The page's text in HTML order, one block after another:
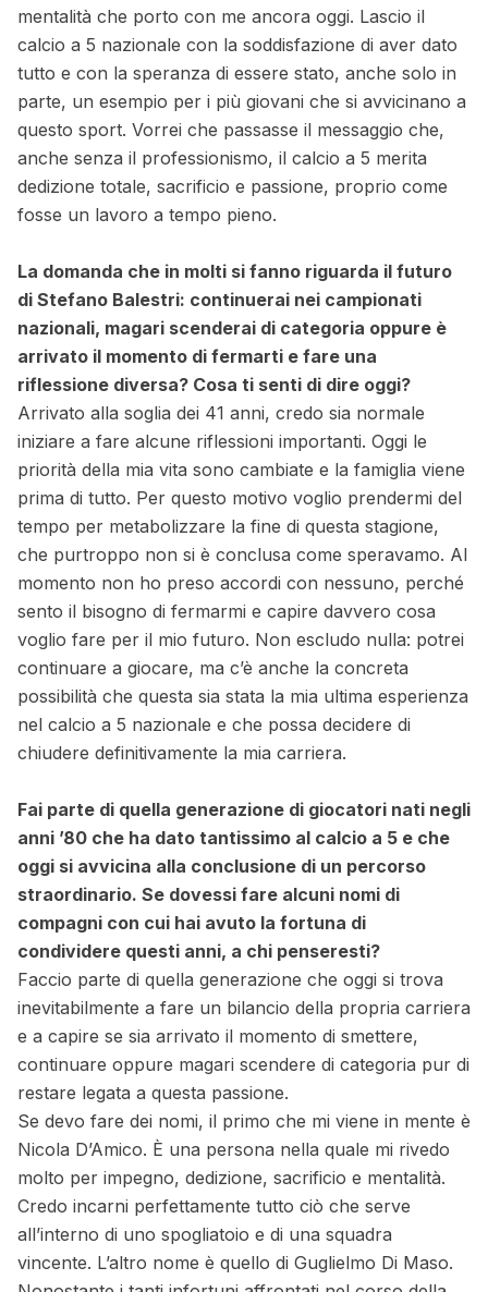
mentalità che porto con me ancora oggi. Lascio il
calcio a 5 nazionale con la soddisfazione di aver dato
tutto e con la speranza di essere stato, anche solo in
parte, un esempio per i più giovani che si avvicinano a
questo sport. Vorrei che passasse il messaggio che,
anche senza il professionismo, il calcio a 5 merita
dedizione totale, sacrificio e passione, proprio come
fosse un lavoro a tempo pieno.
La domanda che in molti si fanno riguarda il futuro
di Stefano Balestri: continuerai nei campionati
nazionali, magari scenderai di categoria oppure è
arrivato il momento di fermarti e fare una
riflessione diversa? Cosa ti senti di dire oggi?
Arrivato alla soglia dei 41 anni, credo sia normale
iniziare a fare alcune riflessioni importanti. Oggi le
priorità della mia vita sono cambiate e la famiglia viene
prima di tutto. Per questo motivo voglio prendermi del
tempo per metabolizzare la fine di questa stagione,
che purtroppo non si è conclusa come speravamo. Al
momento non ho preso accordi con nessuno, perché
sento il bisogno di fermarmi e capire davvero cosa
voglio fare per il mio futuro. Non escludo nulla: potrei
continuare a giocare, ma c’è anche la concreta
possibilità che questa sia stata la mia ultima esperienza
nel calcio a 5 nazionale e che possa decidere di
chiudere definitivamente la mia carriera.
Fai parte di quella generazione di giocatori nati negli
anni ’80 che ha dato tantissimo al calcio a 5 e che
oggi si avvicina alla conclusione di un percorso
straordinario. Se dovessi fare alcuni nomi di
compagni con cui hai avuto la fortuna di
condividere questi anni, a chi penseresti?
Faccio parte di quella generazione che oggi si trova
inevitabilmente a fare un bilancio della propria carriera
e a capire se sia arrivato il momento di smettere,
continuare oppure magari scendere di categoria pur di
restare legata a questa passione.
Se devo fare dei nomi, il primo che mi viene in mente è
Nicola D’Amico. È una persona nella quale mi rivedo
molto per impegno, dedizione, sacrificio e mentalità.
Credo incarni perfettamente tutto ciò che serve
all’interno di uno spogliatoio e di una squadra
vincente. L’altro nome è quello di Guglielmo Di Maso.